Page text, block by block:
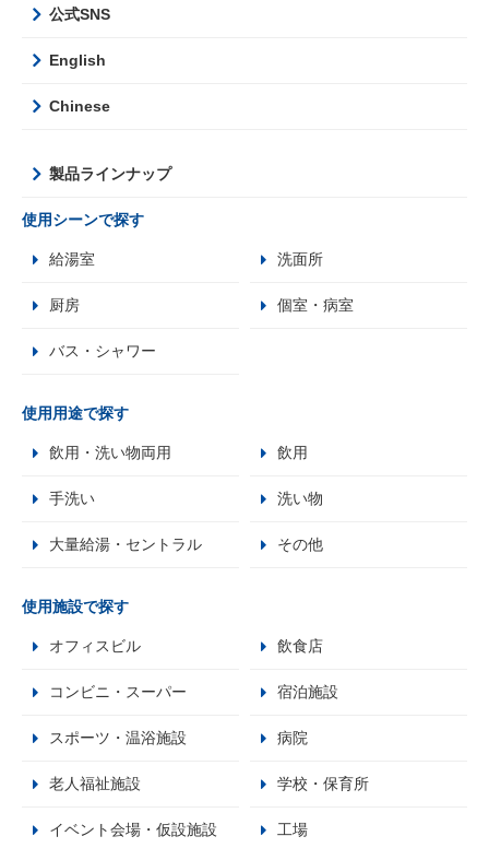
公式SNS
English
Chinese
製品ラインナップ
使用シーンで探す
給湯室 洗面所
厨房 個室・病室
バス・シャワー
使用用途で探す
飲用・洗い物両用 飲用
手洗い 洗い物
大量給湯・セントラル その他
使用施設で探す
オフィスビル 飲食店
コンビニ・スーパー 宿泊施設
スポーツ・温浴施設 病院
老人福祉施設 学校・保育所
イベント会場・仮設施設 工場